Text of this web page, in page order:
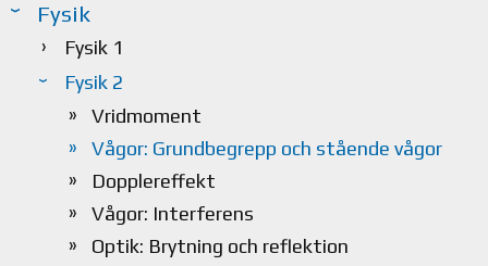
Fysik
Fysik 1
Fysik 2
Vridmoment
Vågor: Grundbegrepp och stående vågor
Dopplereffekt
Vågor: Interferens
Optik: Brytning och reflektion